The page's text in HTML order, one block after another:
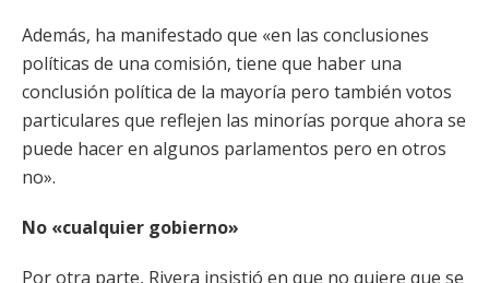
Además, ha manifestado que «en las conclusiones
políticas de una comisión, tiene que haber una
conclusión política de la mayoría pero también votos
particulares que reflejen las minorías porque ahora se
puede hacer en algunos parlamentos pero en otros
no».
No «cualquier gobierno»
Por otra parte, Rivera insistió en que no quiere que se